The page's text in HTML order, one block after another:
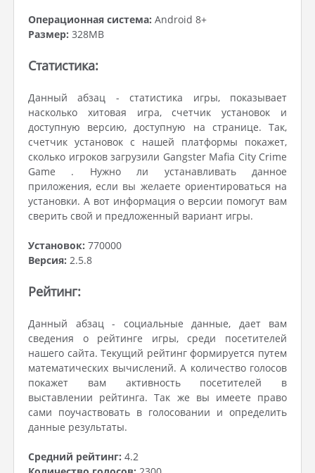
Операционная система: Android 8+
Размер: 328MB
Статистика:
Данный абзац - статистика игры, показывает
насколько хитовая игра, счетчик установок и
доступную версию, доступную на странице. Так,
счетчик установок с нашей платформы покажет,
сколько игроков загрузили Gangster Mafia City Crime
Game . Нужно ли устанавливать данное
приложения, если вы желаете ориентироваться на
установки. А вот информация о версии помогут вам
сверить свой и предложенный вариант игры.
Установок: 770000
Версия: 2.5.8
Рейтинг:
Данный абзац - социальные данные, дает вам
сведения о рейтинге игры, среди посетителей
нашего сайта. Текущий рейтинг формируется путем
математических вычислений. А количество голосов
покажет вам активность посетителей в
выставлении рейтинга. Так же вы имеете право
сами поучаствовать в голосовании и определить
данные результаты.
Средний рейтинг: 4.2